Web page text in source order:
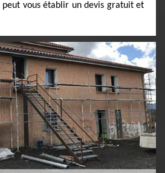
peut vous établir un devis gratuit et